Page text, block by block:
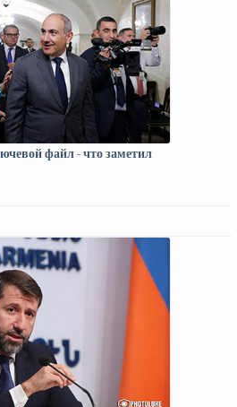
файл - что заметил